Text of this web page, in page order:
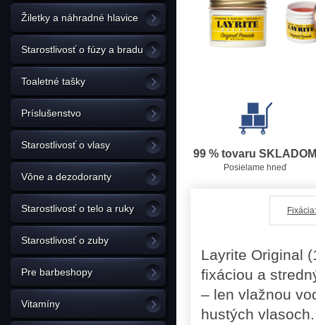
Žiletky a náhradné hlavice
Starostlivosť o fúzy a bradu
Toaletné tašky
Príslušenstvo
Starostlivosť o vlasy
Vône a dezodoranty
Starostlivosť o telo a ruky
Starostlivosť o zuby
Pre barbeshopy
Vitamíny
99 % tovaru SKLADOM
Posielame hneď
Fixácia:
Layrite Original
fixáciou a
– len vlažnou
hustých